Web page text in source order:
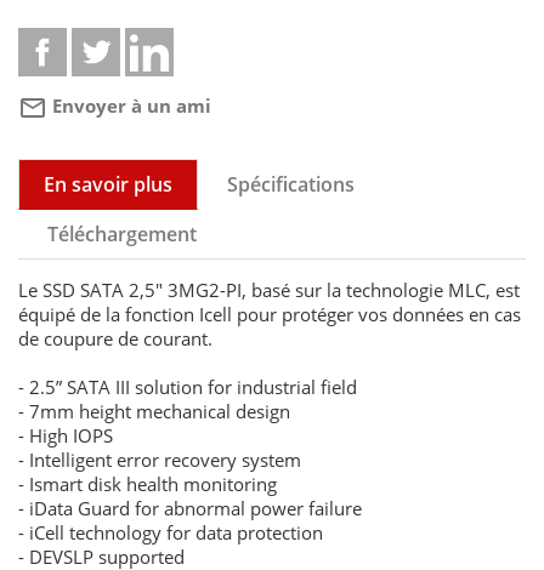
mail_outline Envoyer à un ami
En savoir plus
Spécifications
Téléchargement
Le SSD SATA 2,5" 3MG2-PI, basé sur la technologie MLC, est
équipé de la fonction Icell pour protéger vos données en cas
de coupure de courant.
- 2.5” SATA III solution for industrial field
- 7mm height mechanical design
- High IOPS
- Intelligent error recovery system
- Ismart disk health monitoring
- iData Guard for abnormal power failure
- iCell technology for data protection
- DEVSLP supported